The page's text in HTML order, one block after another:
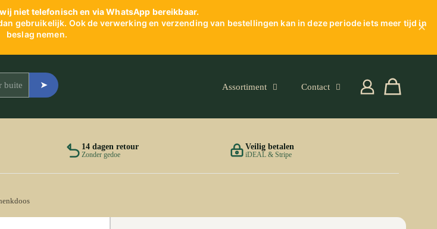
niet telefonisch en via WhatsApp bereikbaar.
gebruikelijk. Ook de verwerking en verzending van bestellingen kan in deze periode iets meer tijd in
beslag nemen.
✕
➤ Assortiment Contact
14 dagen retour
Zonder gedoe
Veilig betalen
iDEAL & Stripe